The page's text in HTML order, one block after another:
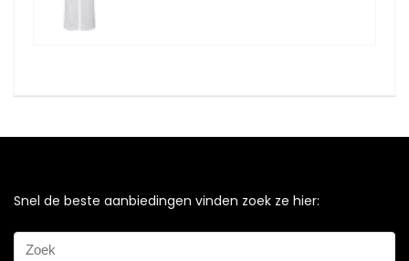
Snel de beste aanbiedingen vinden zoek ze hier: